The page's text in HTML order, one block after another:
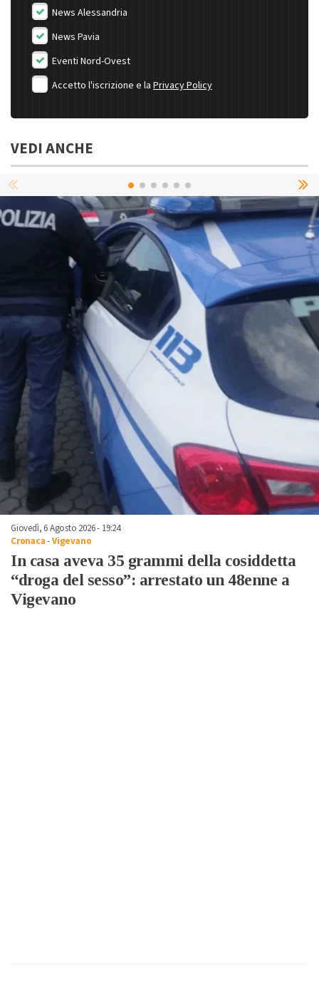
News Alessandria
News Pavia
Eventi Nord-Ovest
Accetto l'iscrizione e la Privacy Policy
VEDI ANCHE
Giovedì, 6 Agosto 2026 - 19:24
Cronaca-Vigevano
In casa aveva 35 grammi della cosiddetta
“droga del sesso”: arrestato un 48enne a
Vigevano